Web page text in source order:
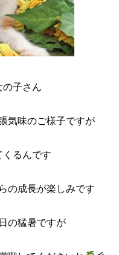
の子さん
気味のご様子ですが
るんです
の成長が楽しみです
の猛暑ですが